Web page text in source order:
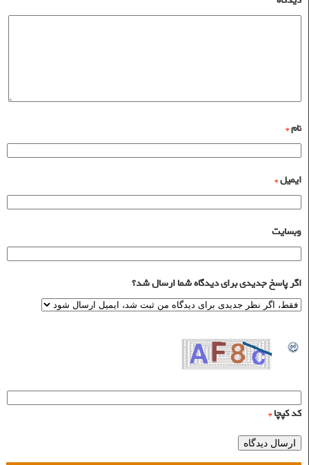
نام*
ایمیل*
وبسایت
اگر پاسخ جدیدی برای دیدگاه شما ارسال شد؟
کد کپچا*